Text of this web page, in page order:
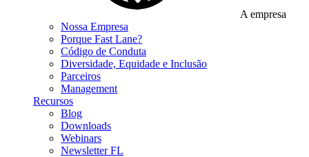
A empresa
Nossa Empresa
Porque Fast Lane?
Código de Conduta
Diversidade, Equidade e Inclusão
Parceiros
Management
Recursos
Blog
Downloads
Webinars
Newsletter FL